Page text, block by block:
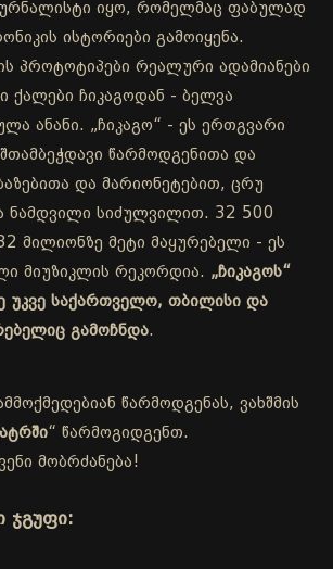
იყო, რომელმაც ფაბულად
ისტორიები გამოიყენა.
პროტოტიპები რეალური ადამიანები
ქალები ჩიკაგოდან - ბელვა
ანანი. „ჩიკაგო“ - ეს ერთგვარი
წარმოდგენითა და
და მარიონეტებით, ცრუ
ნამდვილი სიძულვილით. 32 500
მილიონზე მეტი მაყურებელი - ეს
მიუზიკლის რეკორდია. „ჩიკაგოს“
უკვე საქართველო, თბილისი და
გამოჩნდა.
წარმოდგენას, ვახშმის
“ წარმოგიდგენთ.
მობრძანება!
ჯგუფი: